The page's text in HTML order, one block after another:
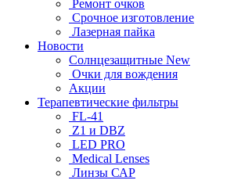
Ремонт очков
Срочное изготовление
Лазерная пайка
Новости
Солнцезащитные New
Очки для вождения
Акции
Терапевтические фильтры
FL-41
Z1 и DBZ
LED PRO
Medical Lenses
Линзы САР